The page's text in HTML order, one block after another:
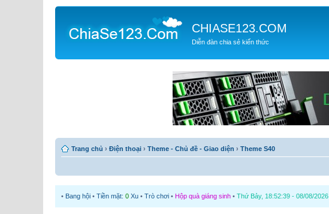
CHIASE123.COM
Diễn đàn chia sẻ kiến thức
Trang chủ › Điện thoại › Theme - Chủ đề - Giao diện › Theme S40
• Bang hội • Tiền mặt: 0 Xu • Trò chơi • Hộp quà giáng sinh • Thứ Bảy, 18:52:39 - 08/08/2026